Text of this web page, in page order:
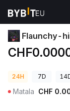
Kryptohinnat
Flaunchy-
24H 7D
Matala CHF